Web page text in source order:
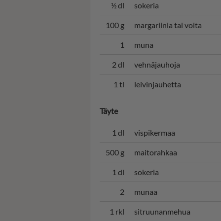
½ dl sokeria
100 g margariinia tai voita
1 muna
2 dl vehnäjauhoja
1 tl leivinjauhetta
Täyte
1 dl vispikermaa
500 g maitorahkaa
1 dl sokeria
2 munaa
1 rkl sitruunanmehua